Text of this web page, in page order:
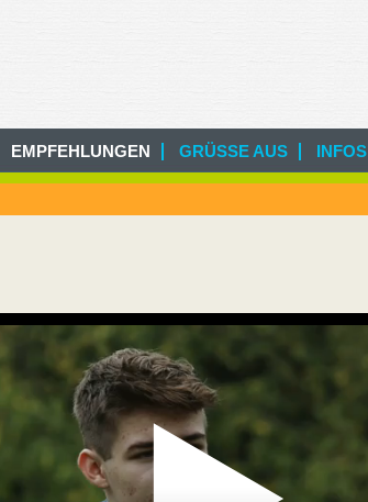
EMPFEHLUNGEN GRÜSSE AUS INFOS